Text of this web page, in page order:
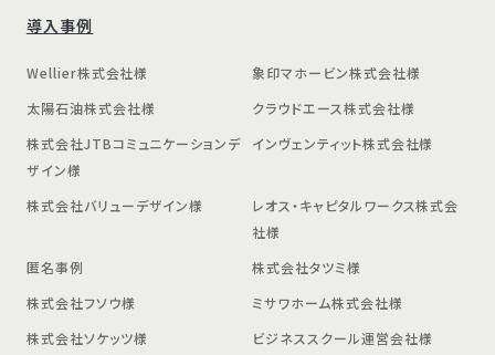
導入事例
Wellier株式会社様
象印マホービン株式会社様
太陽石油株式会社様
クラウドエース株式会社様
株式会社JTBコミュニケーションデ
ザイン様
インヴェンティット株式会社様
株式会社バリューデザイン様
レオス・キャピタルワークス株式会
社様
匿名事例
株式会社タツミ様
株式会社フソウ様
ミサワホーム株式会社様
株式会社ソケッツ様
ビジネススクール運営会社様